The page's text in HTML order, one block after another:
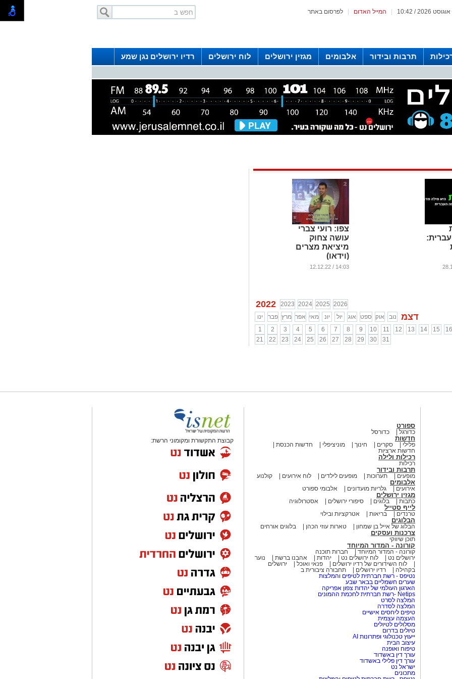
לפרסום באתר המייל האדום
תרבות ובידור אלבומים מגזין ירושלים לוח ירושלים
רדיו ירושלים נגן שמע
צפו: רועי צברי
עושה צחוק
מיציאת מצרים
(וידאו)
...
14:03 / 12.12.22
2022 2023 2024 2025 2026
ינו
פבר מרץ אפר מאי יונ יול אוג ספט אוק נוב דצמ
1 2 3 4 5 6 7 8 9 10 11 12 13 14 15 16
21
22 23 24 25 26 27 28 29 30 31
ספורט
כדורגל כדורסל
חדשות
פלילי סקרים חינוך מוניציפלי
חדשות הכנסת
חדשות ארציות
רכילות ולילה
רכילות
תרבות ובידור
מופעים תערוכות מופעים לילדים לוח אירועים קולנוע
אלבומים
אירועים גלריות מועדונים אלבומי ספורט
מגזין ירושלים
כתבות בלוגים סיפורי ירושלים אסטרולוגיה
לייף סטייל
טרנדים בריאות אטרקציות ובילוי
הבלוגים
הבלוג של אייל בן שמחון טארות עוזי הכהן בלוגים אורחים
צרכנות ועסקים
תוכן שיווקי
קורונה - המדור המיוחד
קורונה - המדור המיוחד
חברות תוכנה
ירושלים נט
לוח ירושלים נט יהדות אהבנו ברשת
נוער
לוח השידורים של רדיו ירושלים
פנאי ואוכל
ירושלים
בקהילה
רדיו ירושלים
תחבורה ציבורית ב
נטיפס - רשת חברתית לטיפים והמלצות
שערים חשמליים בבאר שבע
הארגון העולמי של יהדות צפון אפריקה
Netips -רשת חברתית לחכמת ההמונים
המלצה לסרט
המלצה לסדרה
טיפים ליחסים אישיים
העצמה עצמית
מסלולים לטיולים
טיולים בדרום
ייעוץ טכנולוגי ופתרונות AI
עיצוב הבית
טיפוח ואופנה
עורך דין באשדוד
עורך דין פלילי באשדוד
ישראל נט
מתכונים
קבוצת התקשורת ומקומוני הרשת: